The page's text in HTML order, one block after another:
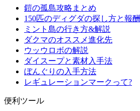
鎧の孤島攻略まとめ
150匹のディグダの探し方と報酬
ミント島の行き方&解説
ダクマのオススメ進化先
ウッウロボの解説
ダイスープと素材入手法
ぼんぐりの入手方法
レギュレーションマークって?
便利ツール